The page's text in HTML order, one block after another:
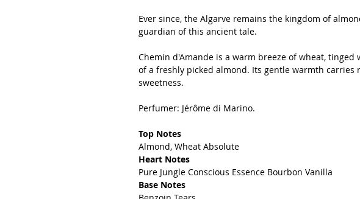
Ever since, the Algarve remains the kingdom of
guardian of this ancient tale.
Chemin d'Amande is a warm breeze of wheat, tinged
of a freshly picked almond. Its gentle warmth carries
sweetness.
Perfumer: Jérôme di Marino.
Top Notes
Almond, Wheat Absolute
Heart Notes
Pure Jungle Conscious Essence Bourbon Vanilla
Base Notes